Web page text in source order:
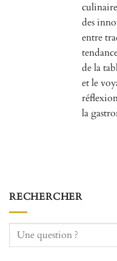
des
entre
de la
et le
la
RECHERCHER